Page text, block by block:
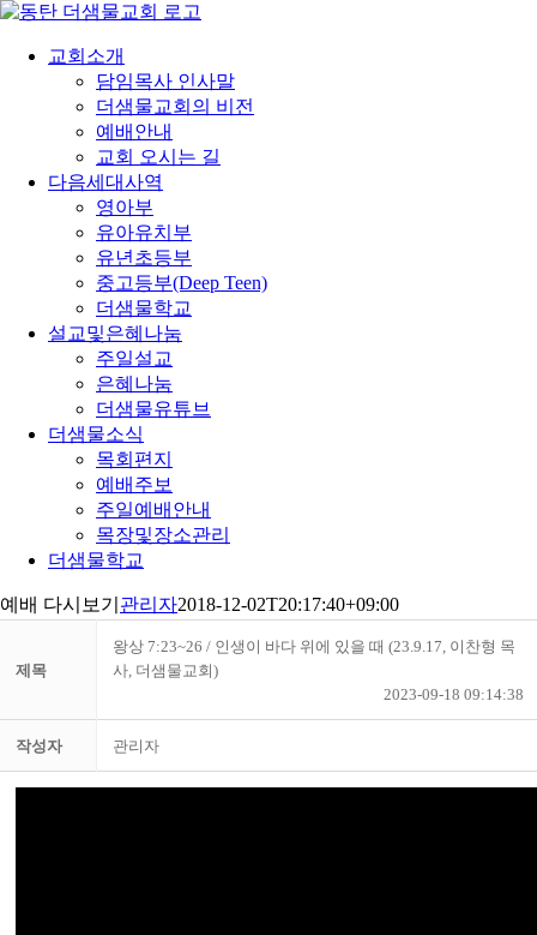
콘
교회소개
담임목사 인사말
더샘물교회의 비전
예배안내
교회 오시는 길
다음세대사역
영아부
유아유치부
유년초등부
중고등부(Deep Teen)
더샘물학교
설교및은혜나눔
주일설교
은혜나눔
더샘물유튜브
더샘물소식
목회편지
예배주보
주일예배안내
목장및장소관리
더샘물학교
예배 다시보기 관리자2018-12-02T20:17:40+09:00
제목
왕상 7:23~26 / 인생이 바다 위에 있을 때 (23.9.17, 이찬형 목
사, 더샘물교회)
2023-09-18 09:14:38
작성자 관리자